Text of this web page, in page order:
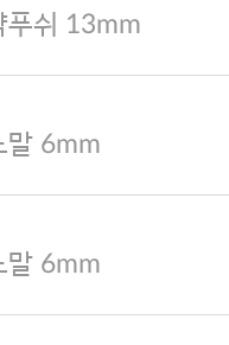
푸쉬 13mm
말 6mm
말 6mm